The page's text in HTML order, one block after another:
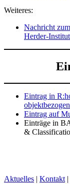
Weiteres:
Nachricht
Herder-
Eintrag in
Eintrag auf
Einträge in
&
Aktuelles | Kontakt|